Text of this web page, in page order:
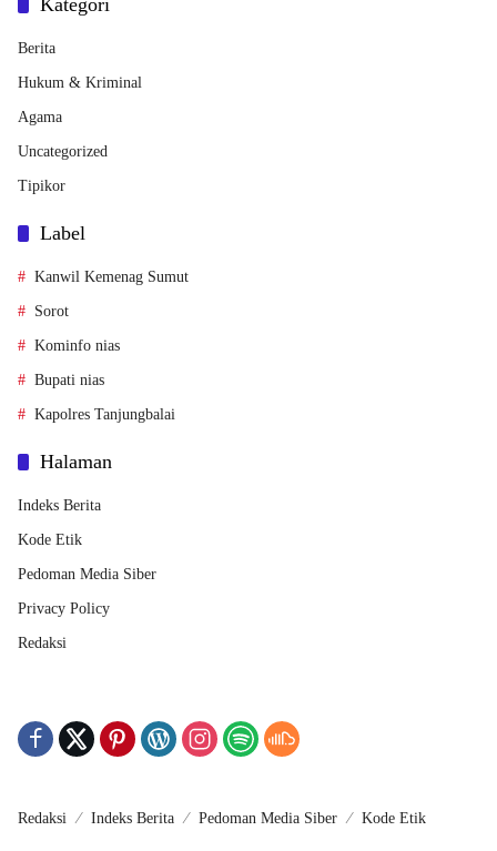
Kategori
Berita
Hukum & Kriminal
Agama
Uncategorized
Tipikor
Label
Kanwil Kemenag Sumut
Sorot
Kominfo nias
Bupati nias
Kapolres Tanjungbalai
Halaman
Indeks Berita
Kode Etik
Pedoman Media Siber
Privacy Policy
Redaksi
Redaksi Indeks Berita Pedoman Media Siber Kode Etik